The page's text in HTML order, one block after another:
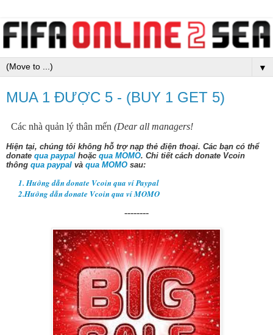
▼
MUA 1 ĐƯỢC 5 - (BUY 1 GET 5)
Các nhà quản lý thân mến (Dear all managers!
Hiện tại, chúng tôi không hỗ trợ nạp thẻ điện thoại. Các bạn có thể
donate qua paypal hoặc qua MOMO. Chi tiết cách donate Vcoin
thông qua paypal và qua MOMO sau:
1. Hướng dẫn donate Vcoin qua ví Paypal
2.Hướng dẫn donate Vcoin qua ví MOMO
--------